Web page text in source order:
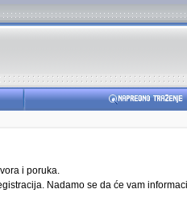
i poruka.
Nadamo se da će vam